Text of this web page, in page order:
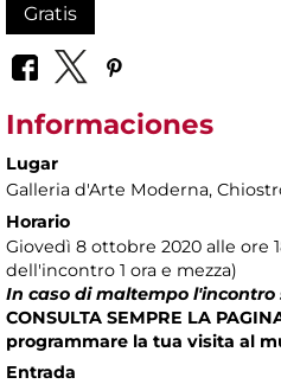
Gratis
Informaciones
Lugar
Galleria d'Arte Moderna,
Horario
Giovedì 8 ottobre 2020 alle ore
dell'incontro 1 ora e mezza)
In caso di maltempo
CONSULTA SEMPRE LA
programmare la tua visita al
Entrada